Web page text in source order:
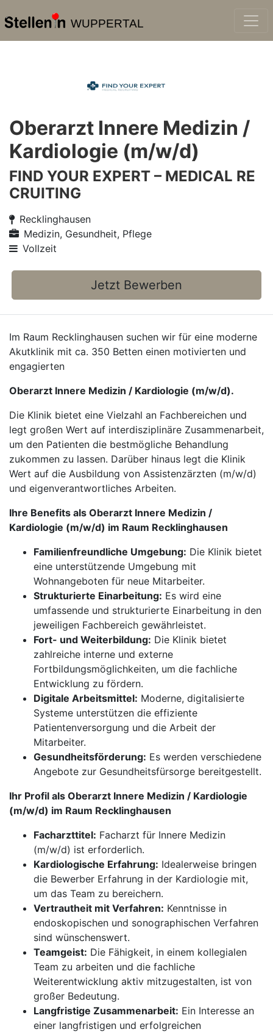
WUPPERTAL
Oberarzt Innere Medizin /
Kardiologie (m/w/d)
FIND YOUR EXPERT – MEDICAL RE
CRUITING
Recklinghausen
Medizin, Gesundheit, Pflege
Vollzeit
Jetzt Bewerben
Im Raum Recklinghausen suchen wir für eine moderne
Akutklinik mit ca. 350 Betten einen motivierten und
engagierten
Oberarzt Innere Medizin / Kardiologie (m/w/d).
Die Klinik bietet eine Vielzahl an Fachbereichen und
legt großen Wert auf interdisziplinäre Zusammenarbeit,
um den Patienten die bestmögliche Behandlung
zukommen zu lassen. Darüber hinaus legt die Klinik
Wert auf die Ausbildung von Assistenzärzten (m/w/d)
und eigenverantwortliches Arbeiten.
Ihre Benefits als Oberarzt Innere Medizin /
Kardiologie (m/w/d) im Raum Recklinghausen
Familienfreundliche Umgebung: Die Klinik bietet
eine unterstützende Umgebung mit
Wohnangeboten für neue Mitarbeiter.
Strukturierte Einarbeitung: Es wird eine
umfassende und strukturierte Einarbeitung in den
jeweiligen Fachbereich gewährleistet.
Fort- und Weiterbildung: Die Klinik bietet
zahlreiche interne und externe
Fortbildungsmöglichkeiten, um die fachliche
Entwicklung zu fördern.
Digitale Arbeitsmittel: Moderne, digitalisierte
Systeme unterstützen die effiziente
Patientenversorgung und die Arbeit der
Mitarbeiter.
Gesundheitsförderung: Es werden verschiedene
Angebote zur Gesundheitsfürsorge bereitgestellt.
Ihr Profil als Oberarzt Innere Medizin / Kardiologie
(m/w/d) im Raum Recklinghausen
Facharzttitel: Facharzt für Innere Medizin
(m/w/d) ist erforderlich.
Kardiologische Erfahrung: Idealerweise bringen
die Bewerber Erfahrung in der Kardiologie mit,
um das Team zu bereichern.
Vertrautheit mit Verfahren: Kenntnisse in
endoskopischen und sonographischen Verfahren
sind wünschenswert.
Teamgeist: Die Fähigkeit, in einem kollegialen
Team zu arbeiten und die fachliche
Weiterentwicklung aktiv mitzugestalten, ist von
großer Bedeutung.
Langfristige Zusammenarbeit: Ein Interesse an
einer langfristigen und erfolgreichen